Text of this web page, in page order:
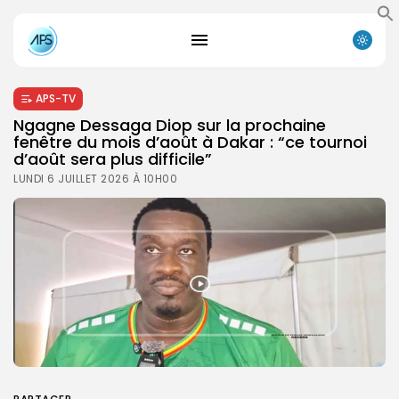
APS-TV
Ngagne Dessaga Diop sur la prochaine
fenêtre du mois d’août à Dakar : “ce tournoi
d’août sera plus difficile”
LUNDI 6 JUILLET 2026 À 10H00